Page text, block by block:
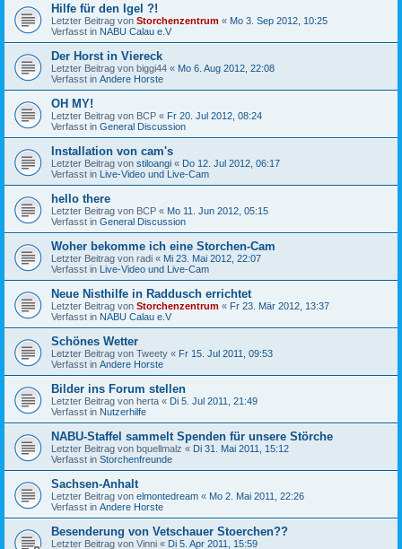
Hilfe für den Igel ?!
Letzter Beitrag von Storchenzentrum « Mo 3. Sep 2012, 10:25
Verfasst in NABU Calau e.V
Der Horst in Viereck
Letzter Beitrag von biggi44 « Mo 6. Aug 2012, 22:08
Verfasst in Andere Horste
OH MY!
Letzter Beitrag von BCP « Fr 20. Jul 2012, 08:24
Verfasst in General Discussion
Installation von cam's
Letzter Beitrag von stiloangi « Do 12. Jul 2012, 06:17
Verfasst in Live-Video und Live-Cam
hello there
Letzter Beitrag von BCP « Mo 11. Jun 2012, 05:15
Verfasst in General Discussion
Woher bekomme ich eine Storchen-Cam
Letzter Beitrag von radi « Mi 23. Mai 2012, 22:07
Verfasst in Live-Video und Live-Cam
Neue Nisthilfe in Raddusch errichtet
Letzter Beitrag von Storchenzentrum « Fr 23. Mär 2012, 13:37
Verfasst in NABU Calau e.V
Schönes Wetter
Letzter Beitrag von Tweety « Fr 15. Jul 2011, 09:53
Verfasst in Andere Horste
Bilder ins Forum stellen
Letzter Beitrag von herta « Di 5. Jul 2011, 21:49
Verfasst in Nutzerhilfe
NABU-Staffel sammelt Spenden für unsere Störche
Letzter Beitrag von bquellmalz « Di 31. Mai 2011, 15:12
Verfasst in Storchenfreunde
Sachsen-Anhalt
Letzter Beitrag von elmontedream « Mo 2. Mai 2011, 22:26
Verfasst in Andere Horste
Besenderung von Vetschauer Stoerchen??
Letzter Beitrag von Vinni « Di 5. Apr 2011, 15:59